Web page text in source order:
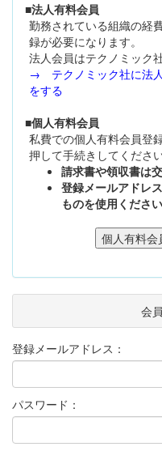
■法人有料会員
勤務されている組織の経
録が必要になります。
法人会員はテクノミック
→ テクノミック社に法
をする
■個人有料会員
私費での個人有料会員登
押して手続きしてください
請求書や領収書は
登録メールアドレ
ものを使用ください
会
登録メールアドレス：
パスワード：